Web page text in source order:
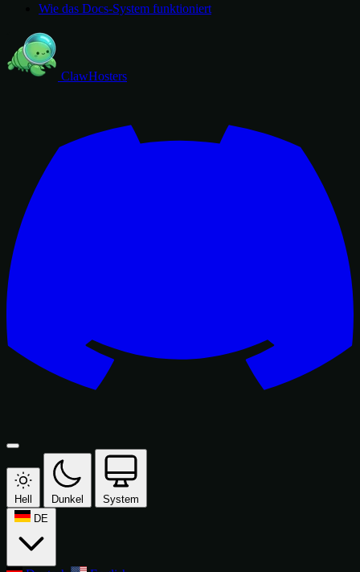
Wie das Docs-System funktioniert
ClawHosters
Hell Dunkel
System
DE